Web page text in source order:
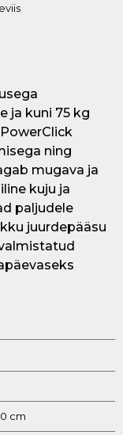
ja kuni 75 kg
ning
mugava ja
kuju ja
paljudele
juurdepääsu
cm